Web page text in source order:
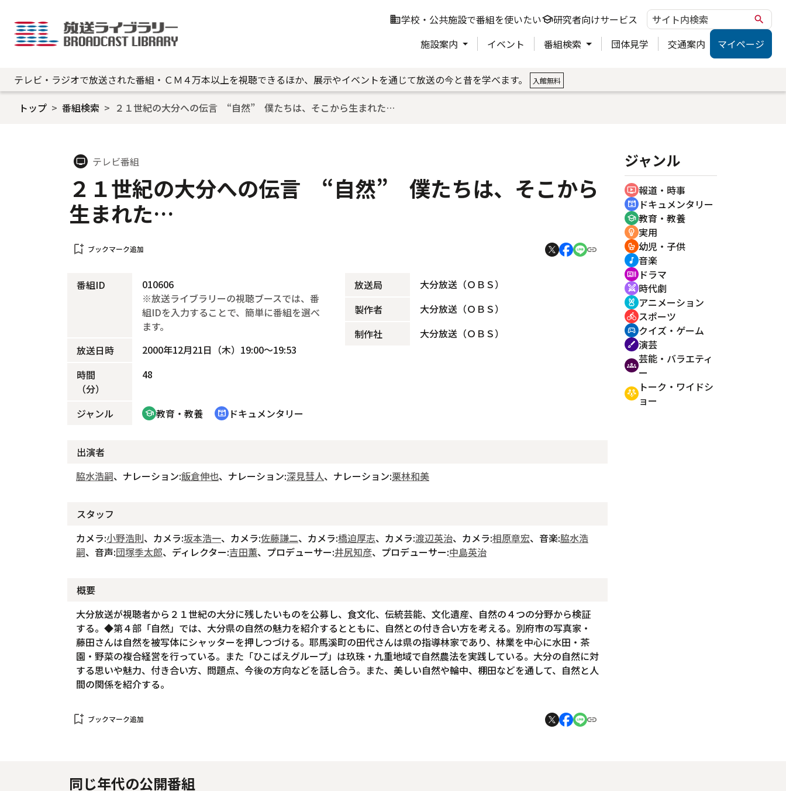
business学校・公共施設で番組を使いたいschool研究者向けサービス search
施設案内 イベント 番組検索 団体見学 交通案内 マイページ
テレビ・ラジオで放送された番組・ＣＭ４万本以上を視聴できるほか、展示やイベントを通じて放送の今と昔を学べます。 入館無料
トップ 番組検索 ２１世紀の大分への伝言 “自然” 僕たちは、そこから生まれた…
tv テレビ番組
２１世紀の大分への伝言 “自然” 僕たちは、そこから
生まれた…
bookmark_add ブックマーク追加
番組ID
010606
※放送ライブラリーの視聴ブースでは、番
組IDを入力することで、簡単に番組を選べ
ます。
放送日時
2000年12月21日（木）19:00～19:53
時間
（分）
48
ジャンル school 教育・教養 cinematic_blur ドキュメンタリー
放送局
大分放送（ＯＢＳ）
製作者
大分放送（ＯＢＳ）
制作社
大分放送（ＯＢＳ）
出演者
脇水浩嗣、ナレーション:飯倉伸也、ナレーション:深見彗人、ナレーション:栗林和美
スタッフ
カメラ:小野浩則、カメラ:坂本浩一、カメラ:佐藤謙二、カメラ:橋迫厚志、カメラ:渡辺英治、カメラ:相原章宏、音楽:脇水浩
嗣、音声:団塚季太郎、ディレクター:吉田薫、プロデューサー:井尻知彦、プロデューサー:中島英治
概要
大分放送が視聴者から２１世紀の大分に残したいものを公募し、食文化、伝統芸能、文化遺産、自然の４つの分野から検証
する。◆第４部「自然」では、大分県の自然の魅力を紹介するとともに、自然との付き合い方を考える。別府市の写真家・
藤田さんは自然を被写体にシャッターを押しつづける。耶馬溪町の田代さんは県の指導林家であり、林業を中心に水田・茶
園・野菜の複合経営を行っている。また「ひこばえグループ」は玖珠・九重地域で自然農法を実践している。大分の自然に対
する思いや魅力、付き合い方、問題点、今後の方向などを話し合う。また、美しい自然や輪中、棚田などを通して、自然と人
間の関係を紹介する。
bookmark_add ブックマーク追加
ジャンル
ondemand_video 報道・時事
cinematic_blur ドキュメンタリー
school 教育・教養
emoji_objects 実用
crib 幼児・子供
music_note 音楽
recent_actors ドラマ
swords 時代劇
cruelty_free アニメーション
directions_bike スポーツ
sports_esports クイズ・ゲーム
brush 演芸
groups 芸能・バラエティ
ー
adaptive_audio_mic トーク・ワイドシ
ョー
同じ年代の公開番組